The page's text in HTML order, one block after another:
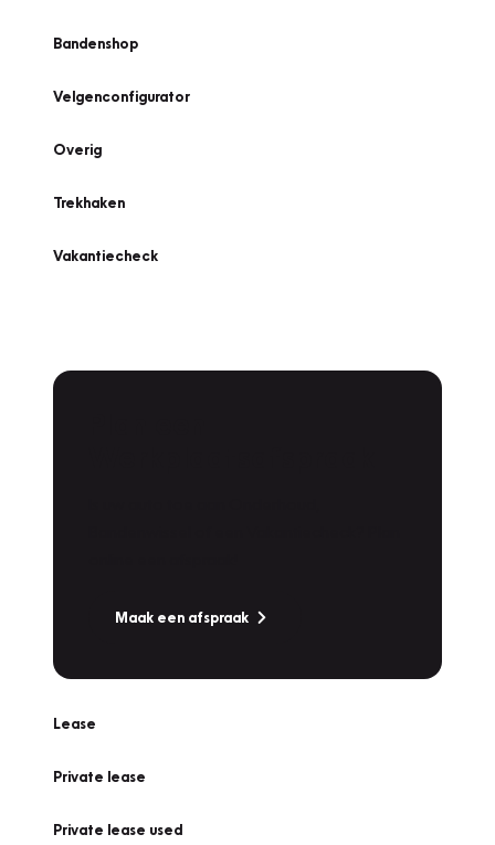
Bandenshop
Velgenconfigurator
Overig
Trekhaken
Vakantiecheck
Maak een afspraak
Lease
Private lease
Private lease used